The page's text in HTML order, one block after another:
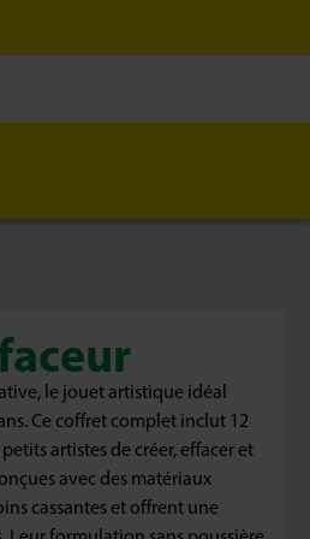
le jouet artistique idéal
Ce coffret complet inclut 12
artistes de créer, effacer et
avec des matériaux
cassantes et offrent une